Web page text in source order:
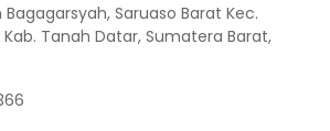
Bagagarsyah, Saruaso Barat Kec.
Tanah Datar, Sumatera Barat,